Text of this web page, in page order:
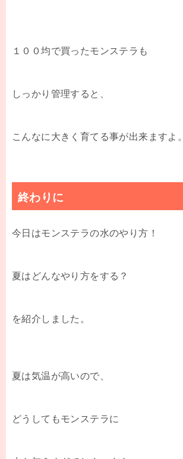
１００均で買ったモンステラも
しっかり管理すると、
こんなに大きく育てる事が出来ますよ。
終わりに
今日はモンステラの水のやり方！
夏はどんなやり方をする？
を紹介しました。
夏は気温が高いので、
どうしてもモンステラに